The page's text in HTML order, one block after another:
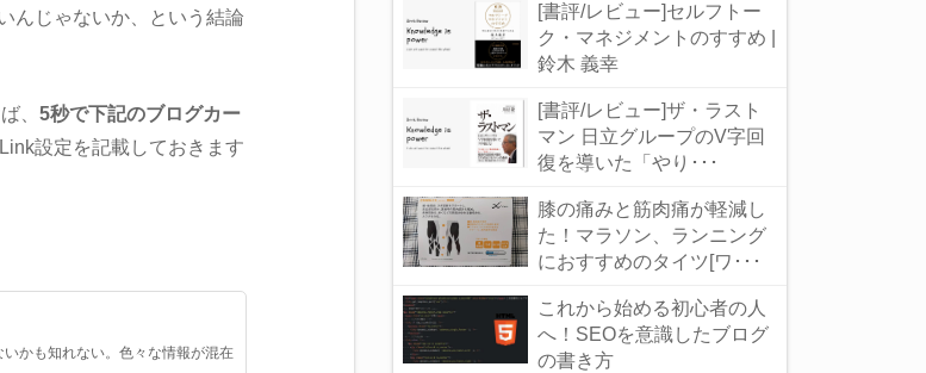
んじゃないか、という結論
、5秒で下記のブログカー
設定を記載しておきます
かも知れない。色々な情報が混在
[書評/レビュー]セルフトー
ク・マネジメントのすすめ |
鈴木 義幸
[書評/レビュー]ザ・ラスト
マン 日立グループのV字回
復を導いた「やり･･･
膝の痛みと筋肉痛が軽減し
た！マラソン、ランニング
におすすめのタイツ[ワ･･･
これから始める初心者の人
へ！SEOを意識したブログ
の書き方